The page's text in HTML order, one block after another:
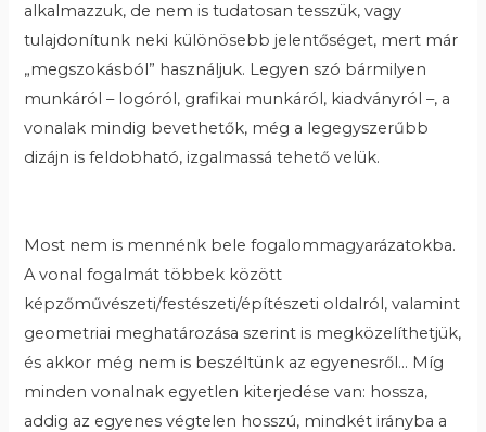
alkalmazzuk, de nem is tudatosan tesszük, vagy
tulajdonítunk neki különösebb jelentőséget, mert már
„megszokásból” használjuk. Legyen szó bármilyen
munkáról – logóról, grafikai munkáról, kiadványról –, a
vonalak mindig bevethetők, még a legegyszerűbb
dizájn is feldobható, izgalmassá tehető velük.
Most nem is mennénk bele fogalommagyarázatokba.
A vonal fogalmát többek között
képzőművészeti/festészeti/építészeti oldalról, valamint
geometriai meghatározása szerint is megközelíthetjük,
és akkor még nem is beszéltünk az egyenesről… Míg
minden vonalnak egyetlen kiterjedése van: hossza,
addig az egyenes végtelen hosszú, mindkét irányba a